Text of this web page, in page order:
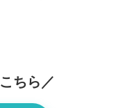
ちら／